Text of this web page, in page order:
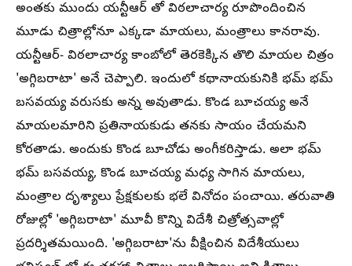
అంతకు ముందు యన్టీఆర్ తో విఠలాచార్య రూపొందించిన
మూడు చిత్రాల్లోనూ ఎక్కడా మాయలు, మంత్రాలు కానరావు.
యన్టీఆర్- విఠలాచార్య కాంబోలో తెరకెక్కిన తొలి మాయల చిత్రం
'అగ్గిబరాటా' అనే చెప్పాలి. ఇందులో కథానాయకునికి భమ్ భమ్
బసవయ్య వరుసకు అన్న అవుతాడు. కొండ బూచయ్య అనే
మాయలమారిని ప్రతినాయకుడు తనకు సాయం చేయమని
కోరతాడు. అందుకు కొండ బూచోడు అంగీకరిస్తాడు. అలా భమ్
భమ్ బసవయ్య, కొండ బూచయ్య మధ్య సాగిన మాయలు,
మంత్రాల దృశ్యాలు ప్రేక్షకులకు భలే వినోదం పంచాయి. తరువాతి
రోజుల్లో 'అగ్గిబరాటా' మూవీ కొన్ని విదేశీ చిత్రోత్సవాల్లో
ప్రదర్శితమయింది. 'అగ్గిబరాటా'ను వీక్షించిన విదేశీయులు